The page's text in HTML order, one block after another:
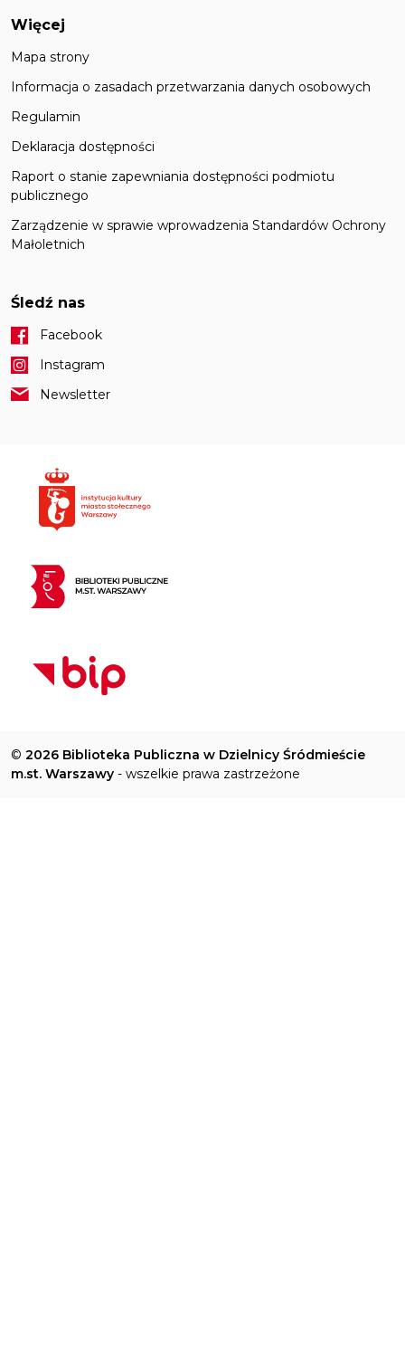
Więcej
Mapa strony
Informacja o zasadach przetwarzania danych osobowych
Regulamin
Deklaracja dostępności
Raport o stanie zapewniania dostępności podmiotu
publicznego
Zarządzenie w sprawie wprowadzenia Standardów Ochrony
Małoletnich
Śledź nas
Facebook
Instagram
Newsletter
© 2026 Biblioteka Publiczna w Dzielnicy Śródmieście
m.st. Warszawy - wszelkie prawa zastrzeżone